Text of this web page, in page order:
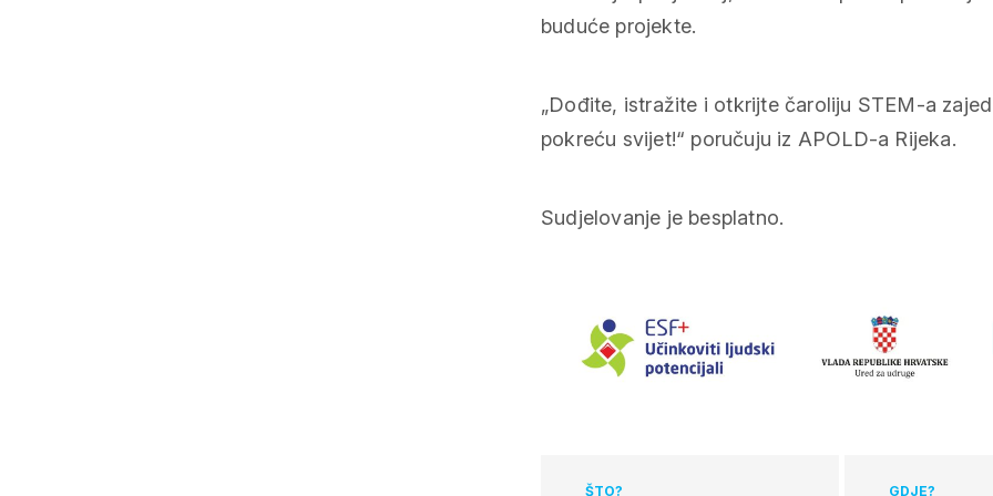
buduće projekte.
„Dođite, istražite i otkrijte čaroliju STEM-a
pokreću svijet!“ poručuju iz APOLD-a Rijeka.
Sudjelovanje je besplatno.
ŠTO? GDJE?